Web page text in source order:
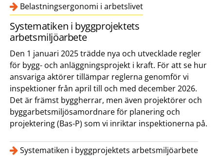
Belastningsergonomi i arbetslivet
Systematiken i byggprojektets
arbetsmiljöarbete
Den 1 januari 2025 trädde nya och utvecklade regler
för bygg- och anläggningsprojekt i kraft. För att se hur
ansvariga aktörer tillämpar reglerna genomför vi
inspektioner från april till och med december 2026.
Det är främst byggherrar, men även projektörer och
byggarbetsmiljösamordnare för planering och
projektering (Bas-P) som vi inriktar inspektionerna på.
Systematiken i byggprojektets arbetsmiljöarbete